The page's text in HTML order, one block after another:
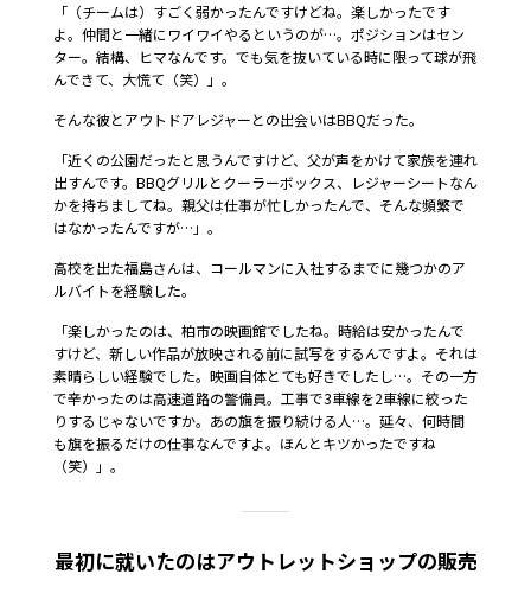
「（チームは）すごく弱かったんですけどね。楽しかったです
よ。仲間と一緒にワイワイやるというのが…。ポジションはセン
ター。結構、ヒマなんです。でも気を抜いている時に限って球が飛
んできて、大慌て（笑）」。
そんな彼とアウトドアレジャーとの出会いはBBQだった。
「近くの公園だったと思うんですけど、父が声をかけて家族を連れ
出すんです。BBQグリルとクーラーボックス、レジャーシートなん
かを持ちましてね。親父は仕事が忙しかったんで、そんな頻繁で
はなかったんですが…」。
高校を出た福島さんは、コールマンに入社するまでに幾つかのア
ルバイトを経験した。
「楽しかったのは、柏市の映画館でしたね。時給は安かったんで
すけど、新しい作品が放映される前に試写をするんですよ。それは
素晴らしい経験でした。映画自体とても好きでしたし…。その一方
で辛かったのは高速道路の警備員。工事で3車線を2車線に絞った
りするじゃないですか。あの旗を振り続ける人…。延々、何時間
も旗を振るだけの仕事なんですよ。ほんとキツかったですね
（笑）」。
最初に就いたのはアウトレットショップの販売